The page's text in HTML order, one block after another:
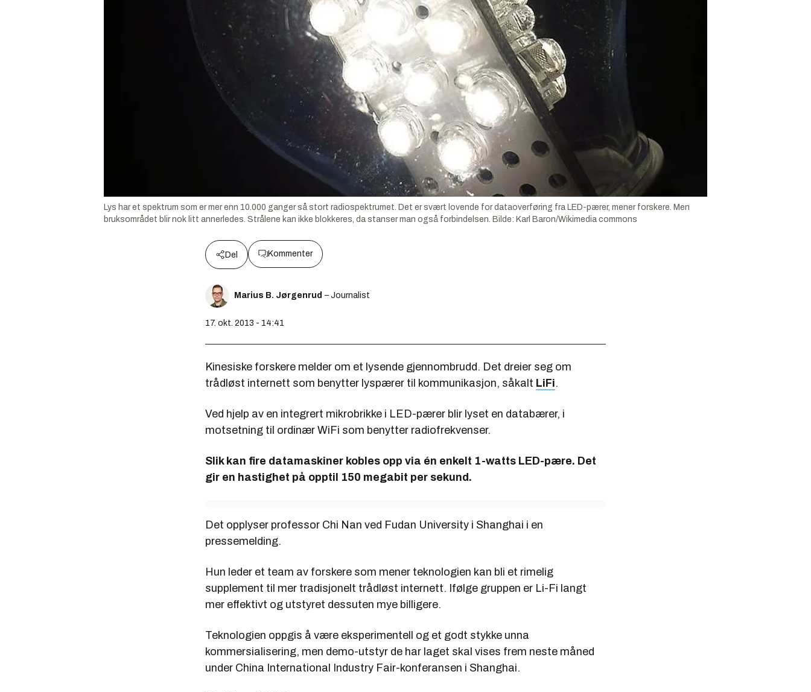
Lys har et spektrum som er mer enn 10.000 ganger så stort radiospektrumet. Det er svært lovende for dataoverføring fra LED-pærer, mener forskere. Men
bruksområdet blir nok litt annerledes. Strålene kan ikke blokkeres, da stanser man også forbindelsen. Bilde: Karl Baron/Wikimedia commons
Del Kommenter
Marius B. Jørgenrud – Journalist
17. okt. 2013 - 14:41
Kinesiske forskere melder om et lysende gjennombrudd. Det dreier seg om
trådløst internett som benytter lyspærer til kommunikasjon, såkalt LiFi.
Ved hjelp av en integrert mikrobrikke i LED-pærer blir lyset en databærer, i
motsetning til ordinær WiFi som benytter radiofrekvenser.
Slik kan fire datamaskiner kobles opp via én enkelt 1-watts LED-pære. Det
gir en hastighet på opptil 150 megabit per sekund.
Det opplyser professor Chi Nan ved Fudan University i Shanghai i en
pressemelding.
Hun leder et team av forskere som mener teknologien kan bli et rimelig
supplement til mer tradisjonelt trådløst internett. Ifølge gruppen er Li-Fi langt
mer effektivt og utstyret dessuten mye billigere.
Teknologien oppgis å være eksperimentell og et godt stykke unna
kommersialisering, men demo-utstyr de har laget skal vises frem neste måned
under China International Industry Fair-konferansen i Shanghai.